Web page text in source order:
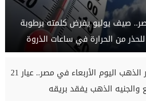
صيف يوليو يفرض كلمته برطوبة
من الحرارة في ساعات الذروة
أسعار الذهب اليوم الأربعاء في مصر.. عيار 21
والجنيه الذهب يفقد بريقه